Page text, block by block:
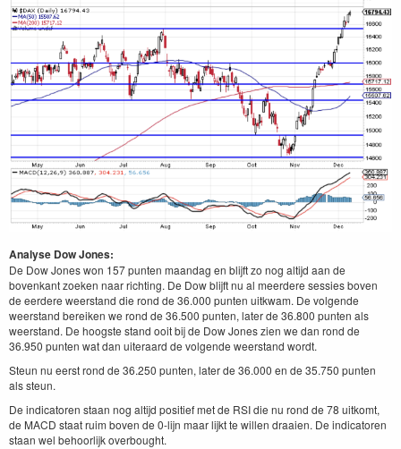
Analyse Dow Jones:
De Dow Jones won 157 punten maandag en blijft zo nog altijd aan de
bovenkant zoeken naar richting. De Dow blijft nu al meerdere sessies boven
de eerdere weerstand die rond de 36.000 punten uitkwam. De volgende
weerstand bereiken we rond de 36.500 punten, later de 36.800 punten als
weerstand. De hoogste stand ooit bij de Dow Jones zien we dan rond de
36.950 punten wat dan uiteraard de volgende weerstand wordt.
Steun nu eerst rond de 36.250 punten, later de 36.000 en de 35.750 punten
als steun.
De indicatoren staan nog altijd positief met de RSI die nu rond de 78 uitkomt,
de MACD staat ruim boven de 0-lijn maar lijkt te willen draaien. De indicatoren
staan wel behoorlijk overbought.